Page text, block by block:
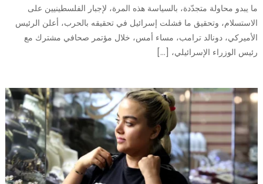
ما يبدو محاولة متجدّدة، بالسياسة هذه المرة، لإجبار الفلسطينيين على
الاستسلام، وتحقيق ما فشلت إسرائيل في تحقيقه بالحرب، أعلن الرئيس
الأميركي، دونالد ترامب، مساء أمس، خلال مؤتمر صحافي مشترك مع
رئيس الوزراء الإسرائيلي، […]